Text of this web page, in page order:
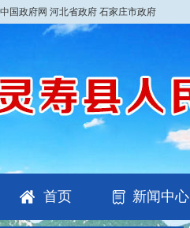
中国政府网 河北省政府 石家庄市政府
首页 新闻中心